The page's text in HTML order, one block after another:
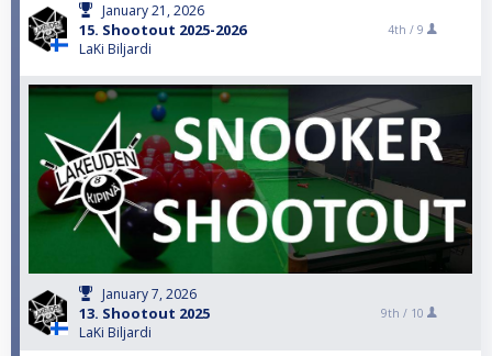
January 21, 2026
15. Shootout 2025-2026
LaKi Biljardi
4th / 9
January 7, 2026
13. Shootout 2025
LaKi Biljardi
9th / 10